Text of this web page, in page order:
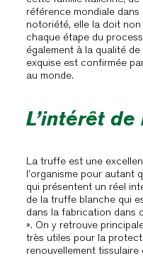
référence mondiale dans
notoriété, elle la doit
chaque étape du
également à la qualité
exquise est confirmée
au monde.
L’intérêt
La truffe est une
l’organisme pour autant
qui présentent un réel
de la truffe blanche qui
dans la fabrication dans
». On y retrouve
très utiles pour la
renouvellement